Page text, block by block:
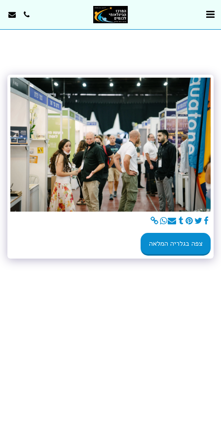
צפה בגלריה המלאה